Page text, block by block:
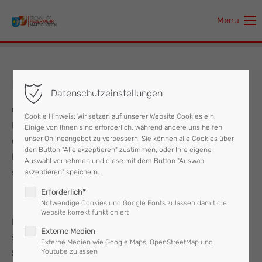
Der Eintrag "offcanvas-col1" existiert leider nicht.
Der Eintrag "offcanvas-col3" existiert leider nicht.
Der Eintrag "offcanvas-col4" existiert leider nicht.
Menu
Elternabend der Feuerwehrjugend
m Freitag dem 03. September fand der jährliche
Elternabend der Feuerwehrjugend Mattighofen statt, an
dem die Kinder der Jugendfeuerwehr bei einer kleinen
Einsatzübung, ihr bereits erlerntes Können unter Beweis
stellten.
Nach dem „Brand aus“ gab es von den anwesenden Eltern
sowie vom anwesenden Bürgermeister Friedrich
Schwarzenhofer und Kommandant HBI Roman Vorreiter
Datenschutzeinstellungen
Cookie Hinweis: Wir setzen auf unserer Website Cookies ein.
Einige von Ihnen sind erforderlich, während andere uns helfen
unser Onlineangebot zu verbessern. Sie können alle Cookies über
den Button "Alle akzeptieren" zustimmen, oder Ihre eigene
Auswahl vornehmen und diese mit dem Button "Auswahl
akzeptieren" speichern.
Erforderlich*
Notwendige Cookies und Google Fonts zulassen damit die
Website korrekt funktioniert
Externe Medien
Externe Medien wie Google Maps, OpenStreetMap und
Youtube zulassen